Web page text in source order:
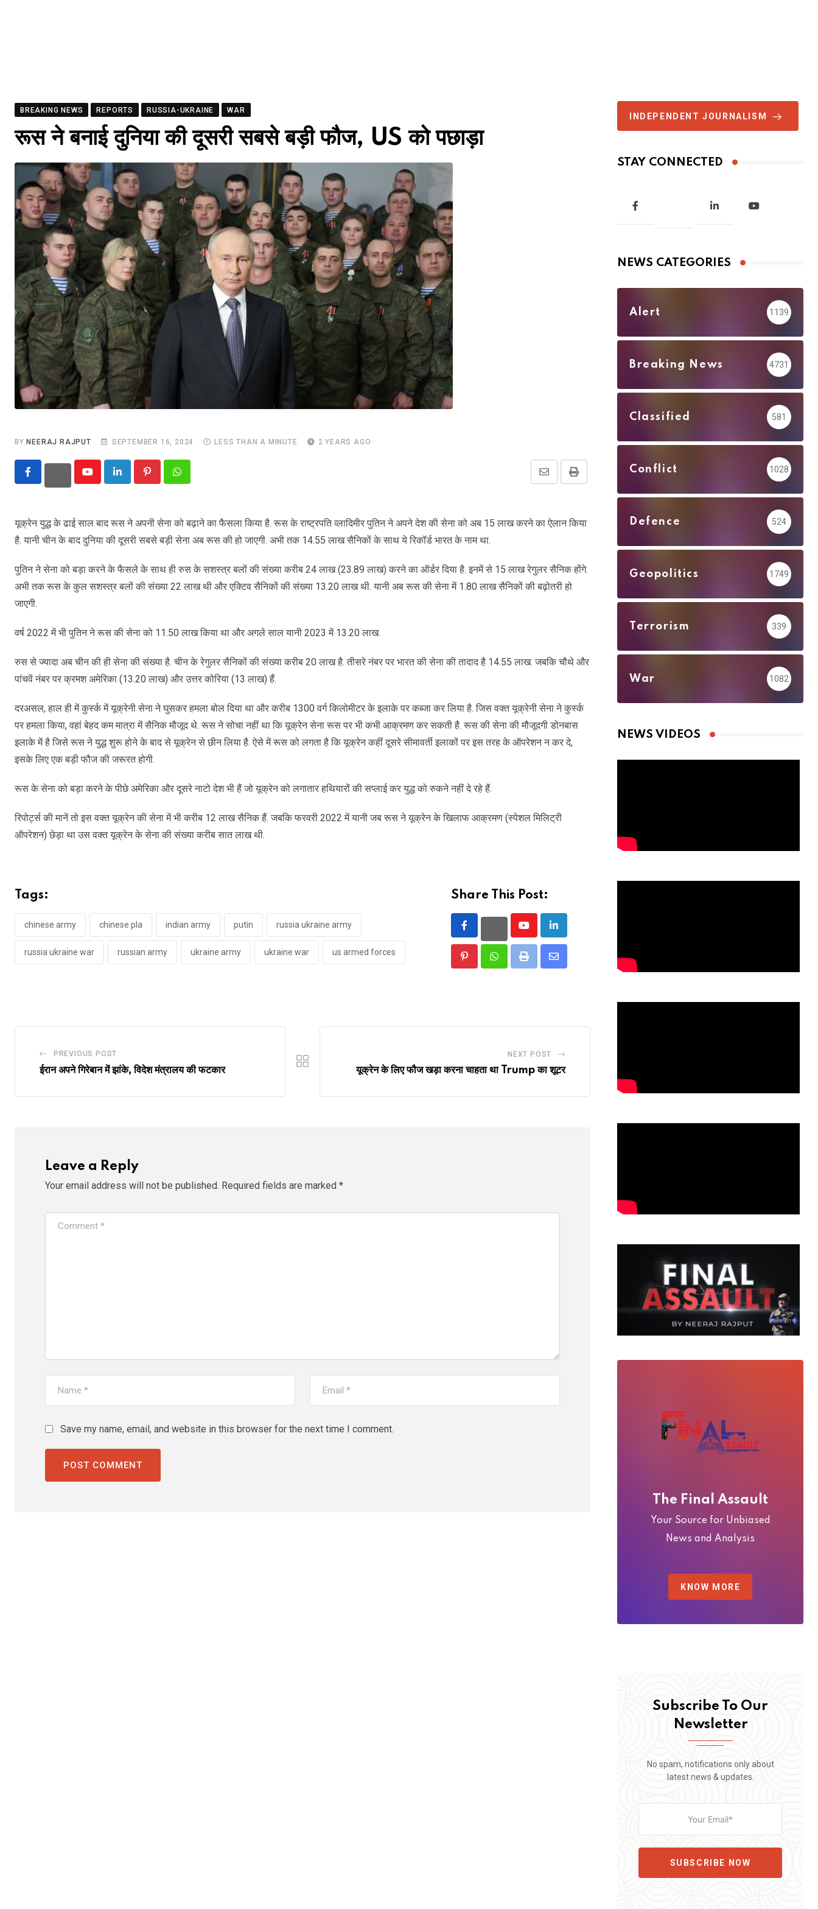
BREAKING NEWS REPORTS RUSSIA-UKRAINE WAR
रूस ने बनाई दुनिया की दूसरी सबसे बड़ी फौज, US को पछाड़ा
BY NEERAJ RAJPUT SEPTEMBER 16, 2024 LESS THAN A MINUTE 2 YEARS AGO
YoutubeLinkedIn PinterestWhatsapp Print
Share
यूक्रेन युद्ध के ढाई साल बाद रूस ने अपनी सेना को बढ़ाने का फैसला किया है. रूस के राष्ट्रपति व्लादिमीर पुतिन ने अपने देश की सेना को अब 15 लाख करने का ऐलान किया
है. यानी चीन के बाद दुनिया की दूसरी सबसे बड़ी सेना अब रूस की हो जाएगी. अभी तक 14.55 लाख सैनिकों के साथ ये रिकॉर्ड भारत के नाम था.
पुतिन ने सेना को बड़ा करने के फैसले के साथ ही रुस के सशस्त्र बलों की संख्या करीब 24 लाख (23.89 लाख) करने का ऑर्डर दिया है. इनमें से 15 लाख रेगुलर सैनिक होंगे.
अभी तक रूस के कुल सशस्त्र बलों की संख्या 22 लाख थी और एक्टिव सैनिकों की संख्या 13.20 लाख थी. यानी अब रूस की सेना में 1.80 लाख सैनिकों की बढ़ोतरी हो
जाएगी.
वर्ष 2022 में भी पुतिन ने रूस की सेना को 11.50 लाख किया था और अगले साल यानी 2023 में 13.20 लाख.
रुस से ज्यादा अब चीन की ही सेना की संख्या है. चीन के रेगुलर सैनिकों की संख्या करीब 20 लाख है. तीसरे नंबर पर भारत की सेना की तादाद है 14.55 लाख. जबकि चौथे और
पांचवें नंबर पर क्रमश अमेरिका (13.20 लाख) और उत्तर कोरिया (13 लाख) हैं.
दरअसल, हाल ही में कुर्स्क में यूक्रेनी सेना ने घुसकर हमला बोल दिया था और करीब 1300 वर्ग किलोमीटर के इलाके पर कब्जा कर लिया है. जिस वक्त यूक्रेनी सेना ने कुर्स्क
पर हमला किया, वहां बेहद कम मात्रा में सैनिक मौजूद थे. रूस ने सोचा नहीं था कि यूक्रेन सेना रूस पर भी कभी आक्रमण कर सकती है. रूस की सेना की मौजूदगी डोनबास
इलाके में है जिसे रूस ने युद्ध शुरू होने के बाद से यूक्रेन से छीन लिया है. ऐसे में रूस को लगता है कि यूक्रेन कहीं दूसरे सीमावर्ती इलाकों पर इस तरह के ऑपरेशन न कर दे,
इसके लिए एक बड़ी फौज की जरूरत होगी.
रूस के सेना को बड़ा करने के पीछे अमेरिका और दूसरे नाटो देश भी हैं जो यूक्रेन को लगातार हथियारों की सप्लाई कर युद्ध को रुकने नहीं दे रहे हैं.
रिपोर्ट्स की मानें तो इस वक्त यूक्रेन की सेना में भी करीब 12 लाख सैनिक हैं. जबकि फरवरी 2022 में यानी जब रूस ने यूक्रेन के खिलाफ आक्रमण (स्पेशल मिलिट्री
ऑपरेशन) छेड़ा था उस वक्त यूक्रेन के सेना की संख्या करीब सात लाख थी.
Tags:
chinese army chinese pla indian army putin russia ukraine army
russia ukraine war russian army ukraine army ukraine war us armed forces
Share This Post:
YoutubeLinkedIn
PinterestWhatsappPrint
Share
PREVIOUS POST
ईरान अपने गिरेबान में झांके, विदेश मंत्रालय की फटकार
NEXT POST
यूक्रेन के लिए फौज खड़ा करना चाहता था Trump का शूटर
Leave a Reply
Your email address will not be published. Required fields are marked *
Save my name, email, and website in this browser for the next time I comment.
INDEPENDENT JOURNALISM
STAY CONNECTED
NEWS CATEGORIES
Alert 1139
Breaking News 4731
Classified 581
Conflict 1028
Defence 524
Geopolitics 1749
Terrorism 339
War 1082
NEWS VIDEOS
The Final Assault
Your Source for Unbiased
News and Analysis
KNOW MORE
Subscribe To Our
Newsletter
No spam, notifications only about
latest news & updates.
SUBSCRIBE NOW